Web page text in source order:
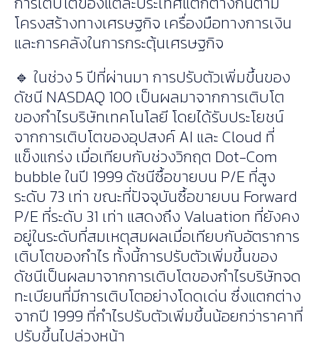
โครงสร้างทางเศรษฐกิจ เครื่องมือทางการเงิน
และการคลังในการกระตุ้นเศรษฐกิจ
🔹 ในช่วง 5 ปีที่ผ่านมา การปรับตัวเพิ่มขึ้นของ
ดัชนี NASDAQ 100 เป็นผลมาจากการเติบโต
ของกำไรบริษัทเทคโนโลยี โดยได้รับประโยชน์
จากการเติบโตของอุปสงค์ AI และ Cloud ที่
แข็งแกร่ง เมื่อเทียบกับช่วงวิกฤต Dot-Com
bubble ในปี 1999 ดัชนีซื้อขายบน P/E ที่สูง
ระดับ 73 เท่า ขณะที่ปัจจุบันซื้อขายบน Forward
P/E ที่ระดับ 31 เท่า แสดงถึง Valuation ที่ยังคง
อยู่ในระดับที่สมเหตุสมผลเมื่อเทียบกับอัตราการ
เติบโตของกำไร ทั้งนี้การปรับตัวเพิ่มขึ้นของ
ดัชนีเป็นผลมาจากการเติบโตของกำไรบริษัทจด
ทะเบียนที่มีการเติบโตอย่างโดดเด่น ซึ่งแตกต่าง
จากปี 1999 ที่กำไรปรับตัวเพิ่มขึ้นน้อยกว่าราคาที่
ปรับขึ้นไปล่วงหน้า